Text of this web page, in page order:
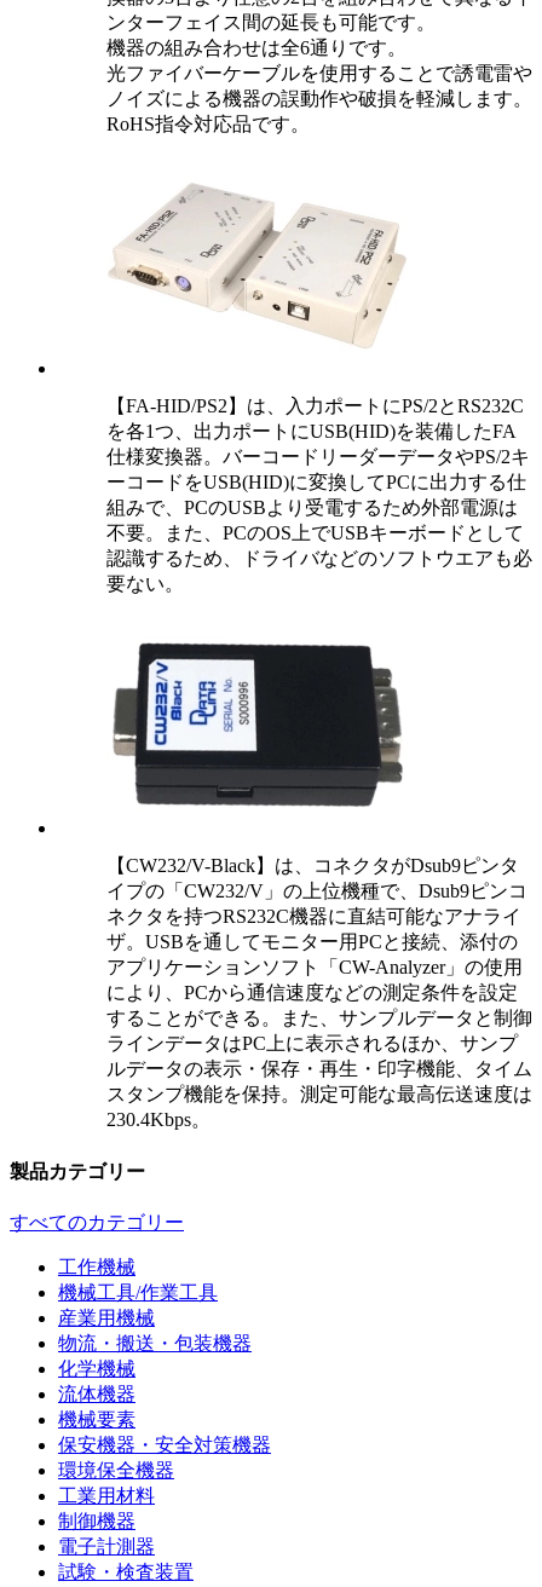
ンターフェイス間の延長も可能です。
機器の組み合わせは全6通りです。
光ファイバーケーブルを使用することで誘電雷や
ノイズによる機器の誤動作や破損を軽減します。
RoHS指令対応品です。
【FA-HID/PS2】は、入力ポートにPS/2とRS232C
を各1つ、出力ポートにUSB(HID)を装備したFA
仕様変換器。バーコードリーダーデータやPS/2キ
ーコードをUSB(HID)に変換してPCに出力する仕
組みで、PCのUSBより受電するため外部電源は
不要。また、PCのOS上でUSBキーボードとして
認識するため、ドライバなどのソフトウエアも必
要ない。
【CW232/V-Black】は、コネクタがDsub9ピンタ
イプの「CW232/V」の上位機種で、Dsub9ピンコ
ネクタを持つRS232C機器に直結可能なアナライ
ザ。USBを通してモニター用PCと接続、添付の
アプリケーションソフト「CW-Analyzer」の使用
により、PCから通信速度などの測定条件を設定
することができる。また、サンプルデータと制御
ラインデータはPC上に表示されるほか、サンプ
ルデータの表示・保存・再生・印字機能、タイム
スタンプ機能を保持。測定可能な最高伝送速度は
230.4Kbps。
製品カテゴリー
すべてのカテゴリー
工作機械
機械工具/作業工具
産業用機械
物流・搬送・包装機器
化学機械
流体機器
機械要素
保安機器・安全対策機器
環境保全機器
工業用材料
制御機器
電子計測器
試験・検査装置